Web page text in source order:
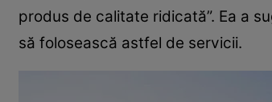
produs de calitate ridicată”. Ea a
să folosească astfel de servicii.